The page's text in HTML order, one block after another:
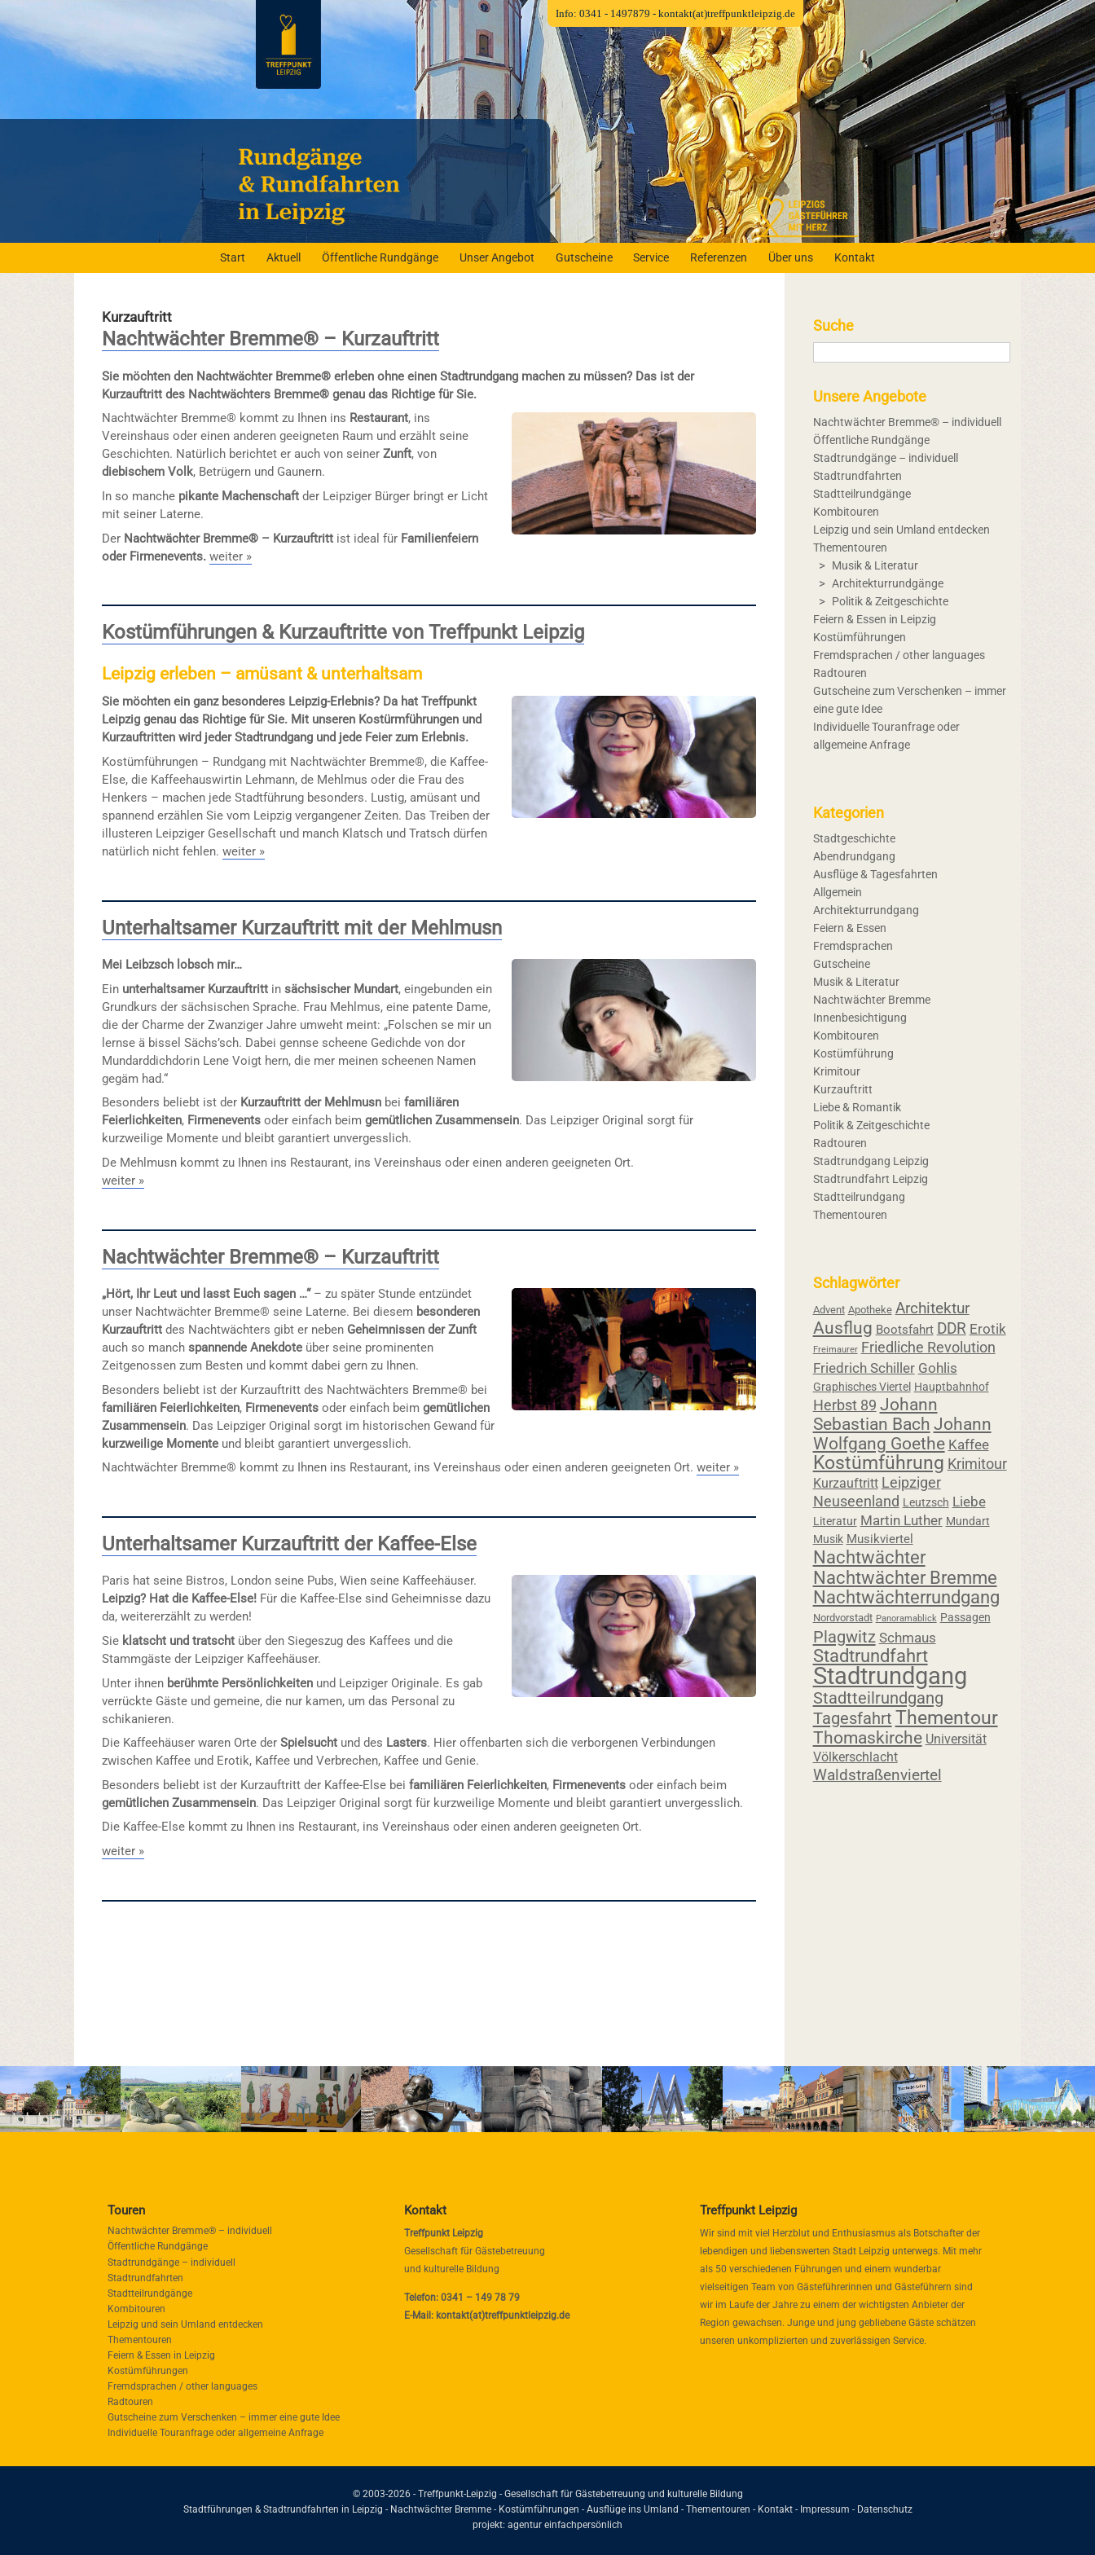
Start Aktuell Öffentliche Rundgänge Unser Angebot Gutscheine Service Referenzen Über uns Kontakt
Kurzauftritt
Nachtwächter Bremme® – Kurzauftritt
Sie möchten den Nachtwächter Bremme® erleben ohne einen Stadtrundgang machen zu müssen? Das ist der
Kurzauftritt des Nachtwächters Bremme® genau das Richtige für Sie.
Nachtwächter Bremme® kommt zu Ihnen ins Restaurant, ins
Vereinshaus oder einen anderen geeigneten Raum und erzählt seine
Geschichten. Natürlich berichtet er auch von seinerZunft, von
diebischem Volk, Betrügern und Gaunern.
In so manche pikante Machenschaft der Leipziger Bürger bringt er Licht
mit seiner Laterne.
Der Nachtwächter Bremme® – Kurzauftritt ist ideal für Familienfeiern
oder Firmenevents.weiter »
Kostümführungen & Kurzauftritte von Treffpunkt Leipzig
Leipzig erleben – amüsant & unterhaltsam
Sie möchten ein ganz besonderes Leipzig-Erlebnis? Da hat Treffpunkt
Leipzig genau das Richtige für Sie. Mit unseren Kostürmführungen und
Kurzauftritten wird jeder Stadtrundgang und jede Feier zum Erlebnis.
Kostümführungen – Rundgang mit Nachtwächter Bremme®, die Kaffee-
Else, die Kaffeehauswirtin Lehmann, de Mehlmus oder die Frau des
Henkers – machen jede Stadtführung besonders. Lustig, amüsant und
spannend erzählen Sie vom Leipzig vergangener Zeiten. Das Treiben der
illusteren Leipziger Gesellschaft und manch Klatsch und Tratsch dürfen
natürlich nicht fehlen.weiter »
Unterhaltsamer Kurzauftritt mit der Mehlmusn
Mei Leibzsch lobsch mir…
Ein unterhaltsamer Kurzauftritt insächsischer Mundart, eingebunden ein
Grundkurs der sächsischen Sprache. Frau Mehlmus, eine patente Dame,
die der Charme der Zwanziger Jahre umweht meint: „Folschen se mir un
lernse ä bissel Sächs’sch. Dabei gennse scheene Gedichde von dor
Mundarddichdorin Lene Voigt hern, die mer meinen scheenen Namen
gegäm had.“
Besonders beliebt ist der Kurzauftritt der Mehlmusn beifamiliären
Feierlichkeiten, Firmenevents oder einfach beimgemütlichen Zusammensein. Das Leipziger Original sorgt für
kurzweilige Momente und bleibt garantiert unvergesslich.
De Mehlmusn kommt zu Ihnen ins Restaurant, ins Vereinshaus oder einen anderen geeigneten Ort.
weiter »
Nachtwächter Bremme® – Kurzauftritt
„Hört, Ihr Leut und lasst Euch sagen …“– zu später Stunde entzündet
unser Nachtwächter Bremme® seine Laterne. Bei diesem besonderen
Kurzauftritt des Nachtwächters gibt er neben Geheimnissen der Zunft
auch so manchspannende Anekdote über seine prominenten
Zeitgenossen zum Besten und kommt dabei gern zu Ihnen.
Besonders beliebt ist der Kurzauftritt des Nachtwächters Bremme® bei
familiären Feierlichkeiten, Firmenevents oder einfach beimgemütlichen
Zusammensein. Das Leipziger Original sorgt im historischen Gewand für
kurzweilige Momente und bleibt garantiert unvergesslich.
Nachtwächter Bremme® kommt zu Ihnen ins Restaurant, ins Vereinshaus oder einen anderen geeigneten Ort.weiter »
Unterhaltsamer Kurzauftritt der Kaffee-Else
Paris hat seine Bistros, London seine Pubs, Wien seine Kaffeehäuser.
Leipzig? Hat die Kaffee-Else! Für die Kaffee-Else sind Geheimnisse dazu
da, weitererzählt zu werden!
Sie klatscht und tratscht über den Siegeszug des Kaffees und die
Stammgäste der Leipziger Kaffeehäuser.
Unter ihnen berühmte Persönlichkeiten und Leipziger Originale. Es gab
verrückte Gäste und gemeine, die nur kamen, um das Personal zu
schikanieren.
Die Kaffeehäuser waren Orte derSpielsucht und des Lasters. Hier offenbarten sich die verborgenen Verbindungen
zwischen Kaffee und Erotik, Kaffee und Verbrechen, Kaffee und Genie.
Besonders beliebt ist der Kurzauftritt der Kaffee-Else beifamiliären Feierlichkeiten, Firmenevents oder einfach beim
gemütlichen Zusammensein. Das Leipziger Original sorgt für kurzweilige Momente und bleibt garantiert unvergesslich.
Die Kaffee-Else kommt zu Ihnen ins Restaurant, ins Vereinshaus oder einen anderen geeigneten Ort.
weiter »
Suche
Unsere Angebote
Nachtwächter Bremme® – individuell
Öffentliche Rundgänge
Stadtrundgänge – individuell
Stadtrundfahrten
Stadtteilrundgänge
Kombitouren
Leipzig und sein Umland entdecken
Thementouren
Musik & Literatur
Architekturrundgänge
Politik & Zeitgeschichte
Feiern & Essen in Leipzig
Kostümführungen
Fremdsprachen / other languages
Radtouren
Gutscheine zum Verschenken – immer
eine gute Idee
Individuelle Touranfrage oder
allgemeine Anfrage
Kategorien
Stadtgeschichte
Abendrundgang
Ausflüge & Tagesfahrten
Allgemein
Architekturrundgang
Feiern & Essen
Fremdsprachen
Gutscheine
Musik & Literatur
Nachtwächter Bremme
Innenbesichtigung
Kombitouren
Kostümführung
Krimitour
Kurzauftritt
Liebe & Romantik
Politik & Zeitgeschichte
Radtouren
Stadtrundgang Leipzig
Stadtrundfahrt Leipzig
Stadtteilrundgang
Thementouren
Schlagwörter
Advent Apotheke Architektur
Ausflug Bootsfahrt DDR Erotik
Freimaurer Friedliche Revolution
Friedrich Schiller Gohlis
Graphisches Viertel Hauptbahnhof
Herbst 89 Johann
Sebastian Bach Johann
Wolfgang Goethe Kaffee
Kostümführung Krimitour
Kurzauftritt Leipziger
Neuseenland Leutzsch Liebe
Literatur Martin Luther Mundart
Musik Musikviertel
Nachtwächter
Nachtwächter Bremme
Nachtwächterrundgang
Nordvorstadt Panoramablick Passagen
Plagwitz Schmaus
Stadtrundfahrt
Stadtrundgang
Stadtteilrundgang
Tagesfahrt Thementour
Thomaskirche Universität
Völkerschlacht
Waldstraßenviertel
Touren
Nachtwächter Bremme® – individuell
Öffentliche Rundgänge
Stadtrundgänge – individuell
Stadtrundfahrten
Stadtteilrundgänge
Kombitouren
Leipzig und sein Umland entdecken
Thementouren
Feiern & Essen in Leipzig
Kostümführungen
Fremdsprachen / other languages
Radtouren
Gutscheine zum Verschenken – immer eine gute Idee
Individuelle Touranfrage oder allgemeine Anfrage
Kontakt
Treffpunkt Leipzig
Gesellschaft für Gästebetreuung
und kulturelle Bildung
Telefon: 0341 – 149 78 79
E-Mail: kontakt(at)treffpunktleipzig.de
Treffpunkt Leipzig
Wir sind mit viel Herzblut und Enthusiasmus als Botschafter der
lebendigen und liebenswerten Stadt Leipzig unterwegs. Mit mehr
als 50 verschiedenen Führungen und einem wunderbar
vielseitigen Team von Gästeführerinnen und Gästeführern sind
wir im Laufe der Jahre zu einem der wichtigsten Anbieter der
Region gewachsen. Junge und jung gebliebene Gäste schätzen
unseren unkomplizierten und zuverlässigen Service.
© 2003-2026 - Treffpunkt-Leipzig - Gesellschaft für Gästebetreuung und kulturelle Bildung
Stadtführungen & Stadtrundfahrten in Leipzig - Nachtwächter Bremme - Kostümführungen - Ausflüge ins Umland - Thementouren - Kontakt- Impressum - Datenschutz
projekt: agentur einfachpersönlich
Info: 0341 - 1497879 - kontakt(at)treffpunktleipzig.de